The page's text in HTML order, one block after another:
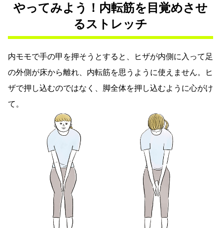
やってみよう！内転筋を目覚めさせ
るストレッチ
内モモで手の甲を押そうとすると、ヒザが内側に入って足
の外側が床から離れ、内転筋を思うように使えません。ヒ
ザで押し込むのではなく、脚全体を押し込むように心がけ
て。